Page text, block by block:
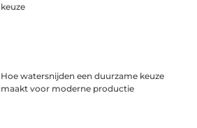
keuze
Hoe watersnijden een duurzame keuze
maakt voor moderne productie